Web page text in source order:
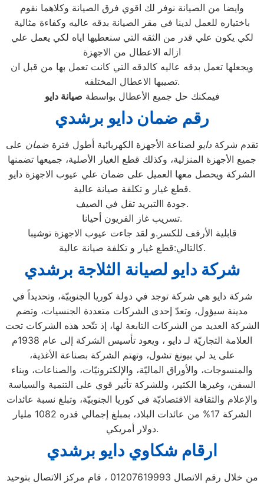
وايضا من الصيانة نوفر لك اقوي فرق الصيانة وكلاهما نقوم
باختياره للعمل لدينا في مقر الصيانة بدقه عاليه وكفاءة مثالية
لكي يكون علي قدر من الثقه التي سنعطيها اياه لكي يعمل علي
ازاله الاعطال من الاجهزة
ويجعلها تعمل بدقه عاليه كالدقه التي كانت تعمل بها من قبل ان
تصيبها الاعطال المختلفه.
فيمكنك حل جميع الأعطال بواسطة صيانة دايو
رقم ضمان دايو برشدي
تقدم شركة دايو لصناعة الأجهزة الكهربائية أطول فترة ضمان على
جميع الأجهزة المنزلية، وكذلك قطع الغيار الأصلية، جميعها تضمنها
الشركة ويحصل معها العميل على ضمان علي عيوب الاجهزة دايو
قطع غيار و تكلفة صيانة عالية.
جودة االتبريد تقل في الصيف.
تسريب غاز الفريون أحيانا.
قابلية الأرفف للكسر.و لقد جاءت عيوب الاجهزة توشيبا
كالتالي:قطع غيار و تكلفة صيانة عالية.
شركة دايو لصيانة الثلاجة برشدي
شركة دايو هي شركة توجد في دولة كوريا الجنوبيّة، وتحديداً في
مدينة سيؤول، وتعدّ إحدى الشركات متعددة الجنسيات، وتضم
الشركة العديد من الشركات التابعة لها، إذ تتّحد هذه الشركات تحت
العلامة التجاريّة لـ دايو ، ويعود تأسيس الشركة إلى عام 1938م
على يد لي بيونغ تشول، وتهتم الشركة بصناعة الأغذية،
والمنسوجات، والأوراق الماليّة، والإلكترونيّات، والصناعات، وبناء
السفن، وغيرها الكثير، وللشركة تأثير قوي على التنمية والسياسة
والإعلام والثقافة الاقتصاديّة في كوريا الجنوبيّة، وتبلغ نسبة عائدات
الشركة 17% من عائدات البلاد، بمبلغ إجمالي قدره 1082 مليار
دولار أمريكي.
ارقام شكاوي دايو برشدي
من خلال رقم الاتصال 01207619993 ، قام مركز الاتصال بتوحيد